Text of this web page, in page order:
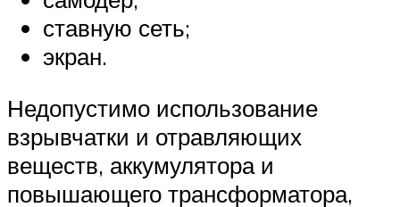
ставную сеть;
экран.
Недопустимо использование
взрывчатки и отравляющих
веществ, аккумулятора и
повышающего трансформатора,